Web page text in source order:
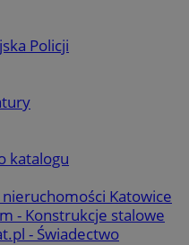
Policji
katalogu
nieruchomości Katowice
- Konstrukcje stalowe
- Świadectwo